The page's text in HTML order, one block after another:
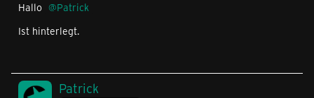
Hallo
Patrick
Ist hinterlegt.
Patrick